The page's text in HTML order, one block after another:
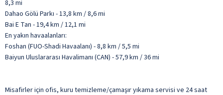
8,3 mi
Dahao Gölü Parkı - 13,8 km / 8,6 mi
Bai E Tan - 19,4 km / 12,1 mi
En yakın havaalanları:
Foshan (FUO-Shadi Havaalanı) - 8,8 km / 5,5 mi
Baiyun Uluslararası Havalimanı (CAN) - 57,9 km / 36 mi
Misafirler için ofis, kuru temizleme/çamaşır yıkama servisi ve 24 saat